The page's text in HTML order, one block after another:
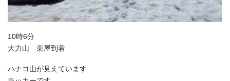
10時6分
大力山 東屋到着
ハナコ山が見えています